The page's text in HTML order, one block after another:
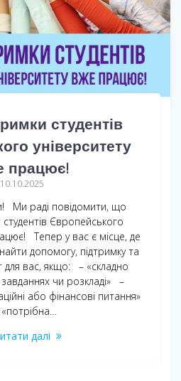
студентів
університету
працює!
10.10.2025
Ми раді повідомити, що
Європейського
Тепер у вас є місце, де
допомогу, підтримку та
вас, якщо: – «складно
завданнях чи розкладі» –
або фінансові питання»
далі